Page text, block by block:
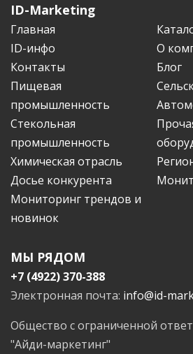
ID-Marketing
Главная
ID-инфо
О
Контакты
Блог
Пищевая
промышленность
Стекольная
промышленность
Химическая отрасль
Досье конкурента
Мониторинг трендов и
новинок
МЫ РЯДОМ
+7 (4922) 370-388
Электронная почта: info@id-
Общество с ограниченной
"Айди-маркетинг"